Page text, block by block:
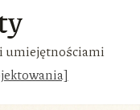
umiejętnościami